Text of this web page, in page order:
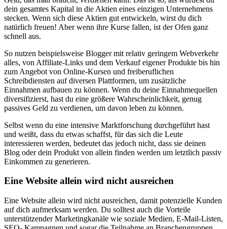
dein gesamtes Kapital in die Aktien eines einzigen Unternehmens
stecken. Wenn sich diese Aktien gut entwickeln, wirst du dich
natürlich freuen! Aber wenn ihre Kurse fallen, ist der Ofen ganz
schnell aus.
So nutzen beispielsweise Blogger mit relativ geringem Webverkehr
alles, von Affiliate-Links und dem Verkauf eigener Produkte bis hin
zum Angebot von Online-Kursen und freiberuflichen
Schreibdiensten auf diversen Plattformen, um zusätzliche
Einnahmen aufbauen zu können. Wenn du deine Einnahmequellen
diversifizierst, hast du eine größere Wahrscheinlichkeit, genug
passives Geld zu verdienen, um davon leben zu können.
Selbst wenn du eine intensive Marktforschung durchgeführt hast
und weißt, dass du etwas schaffst, für das sich die Leute
interessieren werden, bedeutet das jedoch nicht, dass sie deinen
Blog oder dein Produkt von allein finden werden um letztlich passiv
Einkommen zu generieren.
Eine Website allein wird nicht ausreichen
Eine Website allein wird nicht ausreichen, damit potenzielle Kunden
auf dich aufmerksam werden. Du solltest auch die Vorteile
unterstützender Marketingkanäle wie soziale Medien, E-Mail-Listen,